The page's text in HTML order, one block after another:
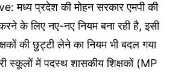
मध्य प्रदेश की मोहन सरकार एमपी की
के लिए नए-नए नियम बना रही है, इसी
की छुट्टी लेने का नियम भी बदल गया
स्कूलों में पदस्थ शासकीय शिक्षकों (MP